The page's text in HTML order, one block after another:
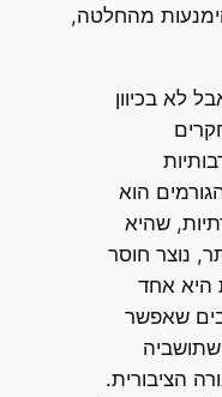
מהחלטה,
בכיוון
הוא
שהיא
נוצר חוסר
אחד
שאפשר
הציבורית.